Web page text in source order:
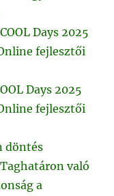
Days 2025
fejlesztői
Days 2025
fejlesztői
döntés
Taghatáron való
a